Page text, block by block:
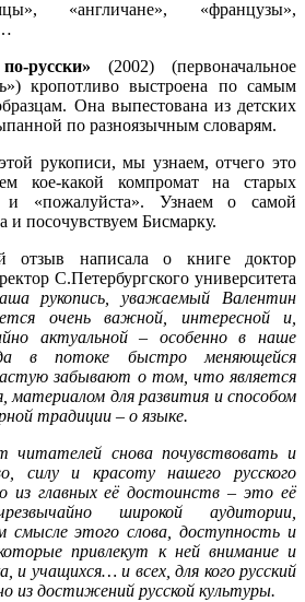
«англичане», «французы»,
русски» (2002) (первоначальное
кропотливо выстроена по самым
Она выпестована из детских
по разноязычным словарям.
рукописи, мы узнаем, отчего это
кое-какой компромат на старых
и «пожалуйста». Узнаем о самой
и посочувствуем Бисмарку.
отзыв написала о книге доктор
С.Петербургского университета
рукопись, уважаемый Валентин
очень важной, интересной и,
актуальной – особенно в наше
в потоке быстро меняющейся
забывают о том, что является
материалом для развития и способом
традиции – о языке.
читателей снова почувствовать и
силу и красоту нашего русского
из главных её достоинств – это её
широкой аудитории,
смысле этого слова, доступность и
привлекут к ней внимание и
и учащихся… и всех, для кого русский
из достижений русской культуры.